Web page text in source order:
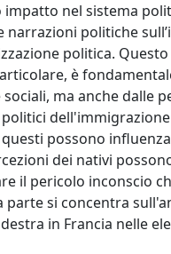
nel sistema
narrazioni politiche
politica.
è
ma anche dalle
possono
dei nativi
il pericolo inconscio
parte si concentra
in Francia nelle